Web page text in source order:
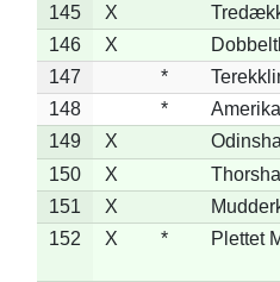
145
X
146
X
147
*
148
*
149
X
150
X
151
X
152
X * Plettet